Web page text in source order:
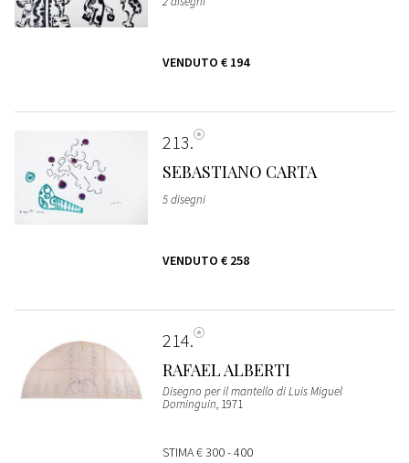
VENDUTO € 194
213
SEBASTIANO CARTA
5 disegni
VENDUTO € 258
214
RAFAEL ALBERTI
Disegno per il mantello di Luis Miguel
Dominguin, 1971
STIMA€ 300 - 400